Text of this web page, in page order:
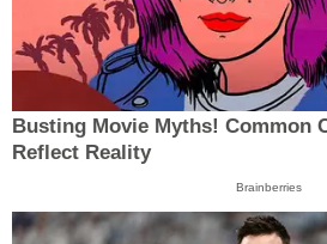
Busting Movie Myths! Common
Reflect Reality
Brainberries